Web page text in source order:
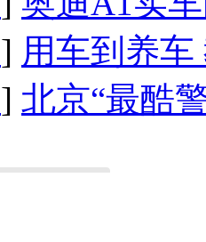
] 用车到养
] 北京“最酷